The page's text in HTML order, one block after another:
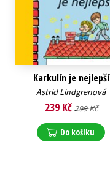
Karkulín je nejlepší
Astrid Lindgrenová
239 Kč 299 Kč
Do košíku